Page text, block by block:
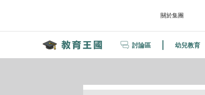
關於集團
討論區 幼兒教育